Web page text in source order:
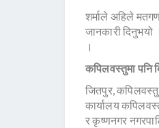
शर्माले अहिले
जानकारी दिनुभयो
।
कपिलवस्तुमा पनि
जितपुर,
कार्यालय
र कृष्णनगर